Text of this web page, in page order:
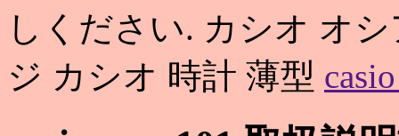
しください. カシオ オ
ジ カシオ 時計 薄型